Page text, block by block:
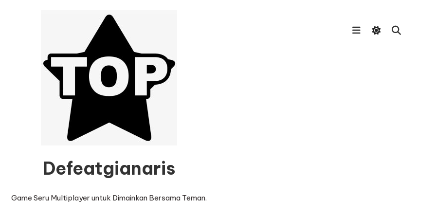
Defeatgianaris
Game Seru Multiplayer untuk Dimainkan Bersama Teman.